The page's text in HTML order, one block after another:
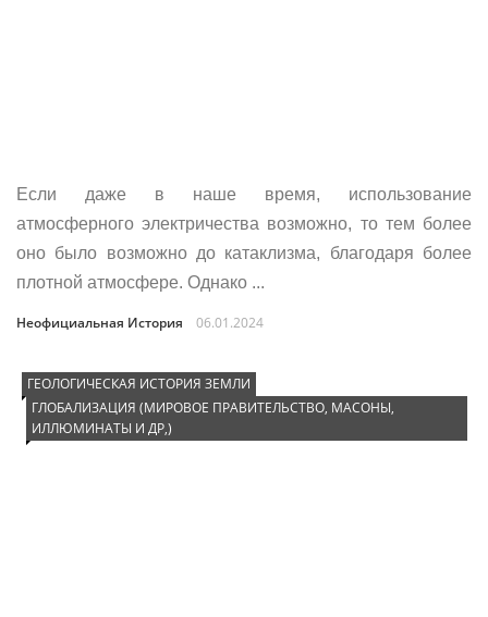
Если даже в наше время, использование
атмосферного электричества возможно, то тем более
оно было возможно до катаклизма, благодаря более
плотной атмосфере. Однако ...
Неофициальная История 06.01.2024
ГЕОЛОГИЧЕСКАЯ ИСТОРИЯ ЗЕМЛИ
ГЛОБАЛИЗАЦИЯ (МИРОВОЕ ПРАВИТЕЛЬСТВО, МАСОНЫ,
ИЛЛЮМИНАТЫ И ДР,)